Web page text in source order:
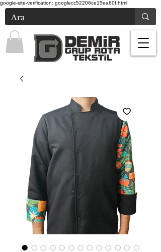
google-site-verification: googlecc52206ce15ea60f.html